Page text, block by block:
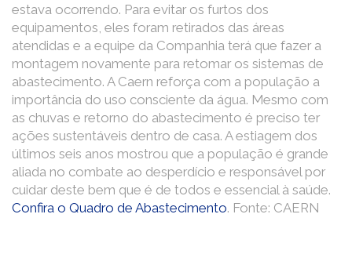
estava ocorrendo. Para evitar os furtos dos
equipamentos, eles foram retirados das áreas
atendidas e a equipe da Companhia terá que fazer a
montagem novamente para retomar os sistemas de
abastecimento. A Caern reforça com a população a
importância do uso consciente da água. Mesmo com
as chuvas e retorno do abastecimento é preciso ter
ações sustentáveis dentro de casa. A estiagem dos
últimos seis anos mostrou que a população é grande
aliada no combate ao desperdício e responsável por
cuidar deste bem que é de todos e essencial à saúde.
Confira o Quadro de Abastecimento. Fonte: CAERN